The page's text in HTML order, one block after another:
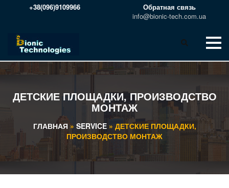
+38(096)9109966
Обратная связь
info@bionic-tech.com.ua
ДЕТСКИЕ ПЛОЩАДКИ, ПРОИЗВОДСТВО
МОНТАЖ
ГЛАВНАЯ» SERVICE» ДЕТСКИЕ ПЛОЩАДКИ,
ПРОИЗВОДСТВО МОНТАЖ